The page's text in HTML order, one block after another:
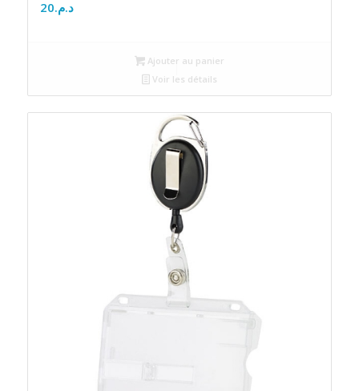
د.م.20
Ajouter au panier
Voir les détails